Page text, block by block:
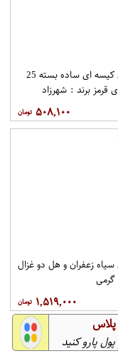
چای کیسه ای ساده بسته 25
قرمز برند : شهرزاد
۵۰۸,۱۰۰
زعفران و هل دو غزال
۱,۵۱۹,۰۰۰
پلاس
پارو کنید